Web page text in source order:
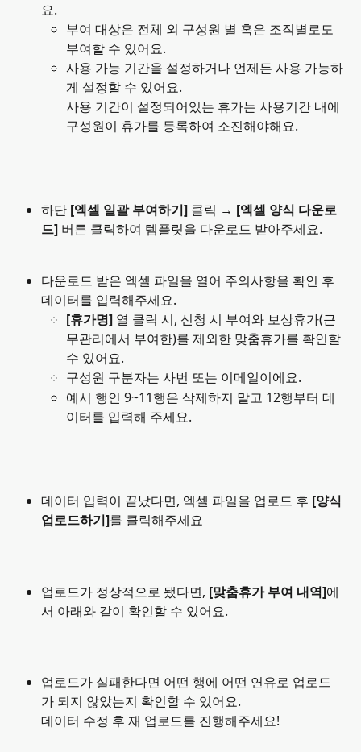
요.
부여 대상은 전체 외 구성원 별 혹은 조직별로도
부여할 수 있어요.
사용 가능 기간을 설정하거나 언제든 사용 가능하
게 설정할 수 있어요.
사용 기간이 설정되어있는 휴가는 사용기간 내에
구성원이 휴가를 등록하여 소진해야해요.
하단 [엑셀 일괄 부여하기] 클릭 → [엑셀 양식 다운로
드] 버튼 클릭하여 템플릿을 다운로드 받아주세요.
다운로드 받은 엑셀 파일을 열어 주의사항을 확인 후
데이터를 입력해주세요.
[휴가명] 열 클릭 시, 신청 시 부여와 보상휴가(근
무관리에서 부여한)를 제외한 맞춤휴가를 확인할
수 있어요.
구성원 구분자는 사번 또는 이메일이에요.
예시 행인 9~11행은 삭제하지 말고 12행부터 데
이터를 입력해 주세요.
데이터 입력이 끝났다면, 엑셀 파일을 업로드 후 [양식
업로드하기]를 클릭해주세요
업로드가 정상적으로 됐다면, [맞춤휴가 부여 내역]에
서 아래와 같이 확인할 수 있어요.
업로드가 실패한다면 어떤 행에 어떤 연유로 업로드
가 되지 않았는지 확인할 수 있어요.
데이터 수정 후 재 업로드를 진행해주세요!